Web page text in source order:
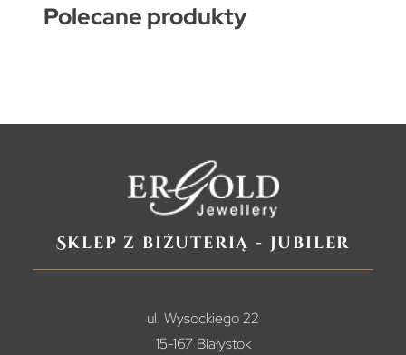
Polecane produkty
Sklep z biżuterią - jubiler
ul. Wysockiego 22
15-167 Białystok